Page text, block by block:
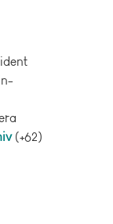
(+62)